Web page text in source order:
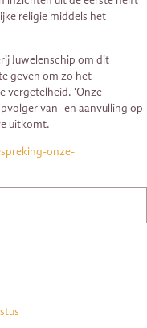
religie middels het
Juwelenschip om dit
geven om zo het
vergetelheid. ‘Onze
van- en aanvulling op
uitkomt.
onze-